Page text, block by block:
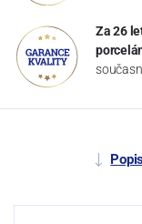
Za 26